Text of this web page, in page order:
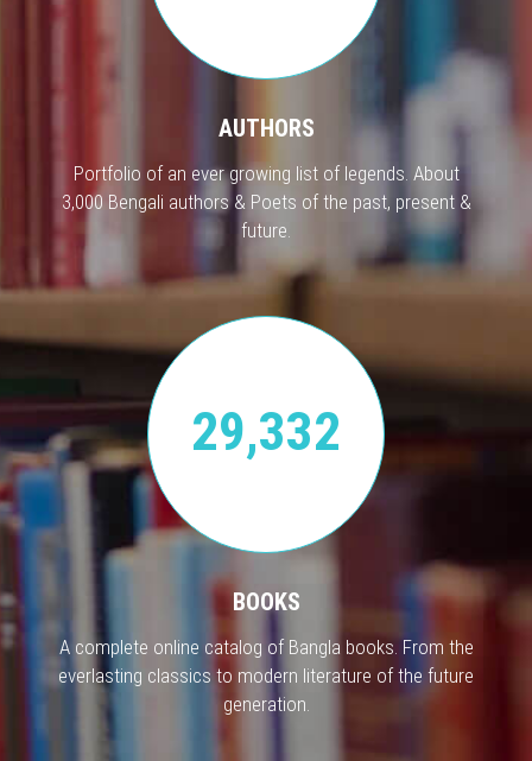
AUTHORS
Portfolio of an ever growing list of legends. About
3,000 Bengali authors & Poets of the past, present &
future.
29,332
BOOKS
A complete online catalog of Bangla books. From the
everlasting classics to modern literature of the future
generation.